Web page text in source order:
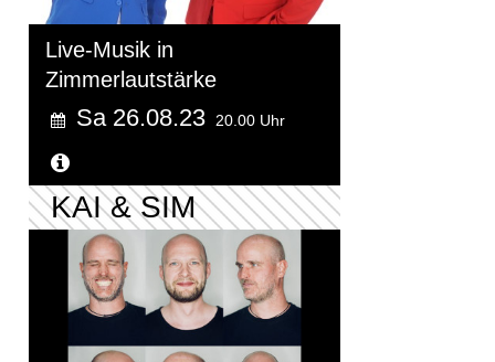
Live-Musik in
Zimmerlautstärke
Sa 26.08.23 20.00 Uhr
KAI & SIM